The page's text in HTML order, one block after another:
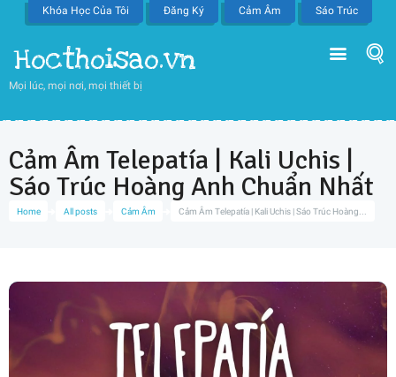
Khóa Học Của Tôi Đăng Ký Cảm Âm Sáo Trúc
Hocthoisao.vn
Mọi lúc, mọi nơi, mọi thiết bị
Home All posts Cảm Âm Cảm Âm Telepatía | Kali Uchis | Sáo Trúc Hoàng...
Cảm Âm Telepatía | Kali Uchis |
Sáo Trúc Hoàng Anh Chuẩn Nhất